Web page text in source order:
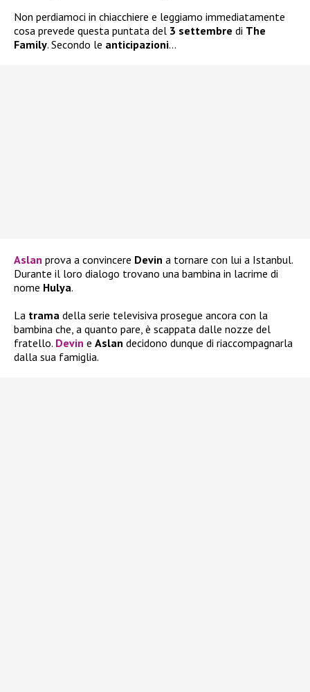
Non perdiamoci in chiacchiere e leggiamo immediatamente
cosa prevede questa puntata del 3 settembre di The
Family. Secondo le anticipazioni…
Aslan prova a convincere Devin a tornare con lui a Istanbul.
Durante il loro dialogo trovano una bambina in lacrime di
nome Hulya.
La trama della serie televisiva prosegue ancora con la
bambina che, a quanto pare, è scappata dalle nozze del
fratello. Devin e Aslan decidono dunque di riaccompagnarla
dalla sua famiglia.